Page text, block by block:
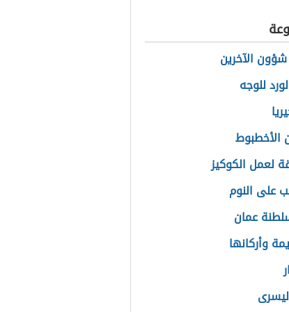
الآخرين
للوجه
الأخطبوط
لعمل الكوكيز
على النوم
عمان
وأركانها